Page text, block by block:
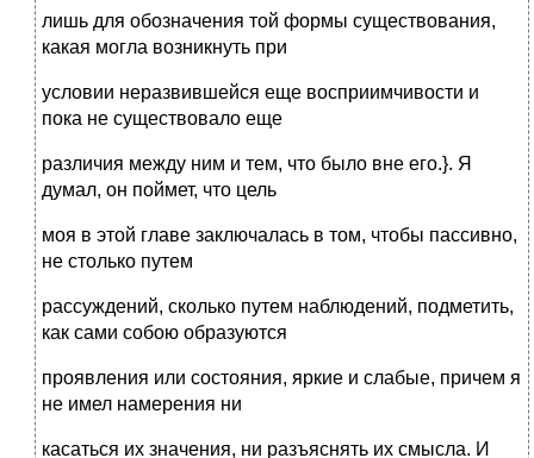
лишь для обозначения той формы существования,
какая могла возникнуть при
условии неразвившейся еще восприимчивости и
пока не существовало еще
различия между ним и тем, что было вне его.}. Я
думал, он поймет, что цель
моя в этой главе заключалась в том, чтобы пассивно,
не столько путем
рассуждений, сколько путем наблюдений, подметить,
как сами собою образуются
проявления или состояния, яркие и слабые, причем я
не имел намерения ни
касаться их значения, ни разъяснять их смысла. И